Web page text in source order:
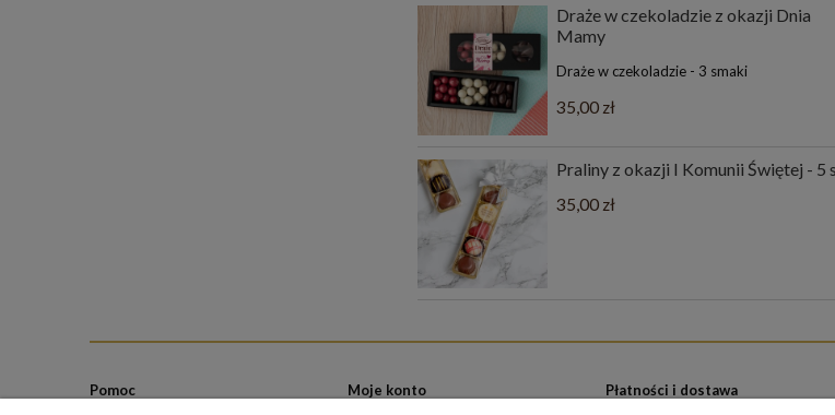
Draże w czekoladzie z okazji Dnia
Mamy
Draże w czekoladzie - 3 smaki
35,00 zł
Praliny z okazji I Komunii Świętej - 5
35,00 zł
Pomoc Moje konto Płatności i dostawa